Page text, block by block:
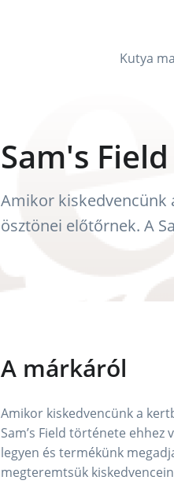
Kutya
Sam's Field
Amikor kiskedvencünk
ösztönei előtőrnek. A
A márkáról
Amikor kiskedvencünk a
Sam’s Field története
legyen és termékünk
megteremtsük